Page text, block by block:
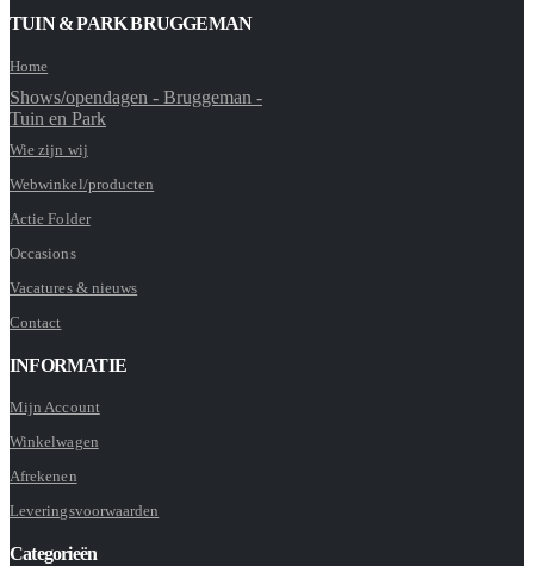
TUIN & PARK BRUGGEMAN
Home
Shows/opendagen - Bruggeman -
Tuin en Park
Wie zijn wij
Webwinkel/producten
Actie Folder
Occasions
Vacatures & nieuws
Contact
INFORMATIE
Mijn Account
Winkelwagen
Afrekenen
Leveringsvoorwaarden
Categorieën